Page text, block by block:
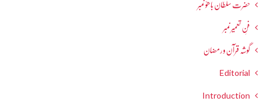
حضرت سلطان باھوؒ نمبر
فنِ تعمیر نمبر
گوشہ قرآن و رمضان
Editorial
Introduction